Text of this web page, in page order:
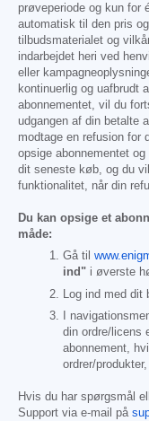
prøveperiode og kun for
automatisk til den pris
tilbudsmaterialet og
indarbejdet heri ved
eller
kontinuerlig og uafbrudt
abonnementet, vil du
udgangen af din betalte
modtage en refusion for
opsige abonnementet
dit seneste køb, og du
funktionalitet, når din
Du kan opsige et
måde:
Gå til
ind" i øverste
Log ind med dit
I
din ordre/licens
abonnement,
ordrer/
Hvis du har spørgsmål
Support via e-mail på